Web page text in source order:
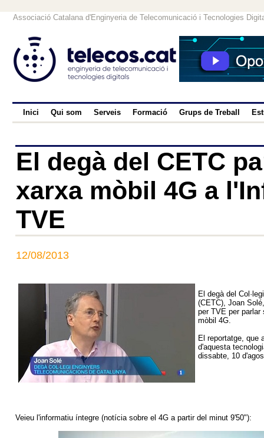
Associació Catalana d'Enginyeria de Telecomunicació i Tecnologies
Inici Qui som Serveis Formació Grups de Treball
El degà del CETC
xarxa mòbil 4G a
TVE
12/08/2013
El degà del
(CETC), Joan
per TVE per parlar
mòbil 4G.
El reportatge, que
d'aquesta
dissabte, 10
Veieu l'informatiu íntegre (notícia sobre el 4G a partir del minut 9'50"):